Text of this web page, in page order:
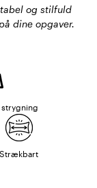
og stilfuld
dine opgaver.
strygning
Strækbart